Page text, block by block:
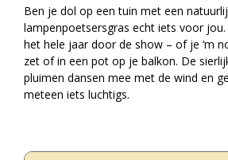
Ben je dol op een tuin met een
lampenpoetsersgras echt iets voor
het hele jaar door de show – of je ‘m
zet of in een pot op je balkon. De
pluimen dansen mee met de wind en
meteen iets luchtigs.